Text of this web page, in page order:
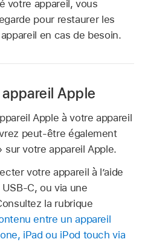
votre appareil, vous
pour restaurer les
en cas de besoin.
Apple
Apple à votre appareil
peut-être également
votre appareil Apple.
votre appareil à l’aide
USB-C, ou via une
la rubrique
entre un appareil
iPad ou iPod touch via